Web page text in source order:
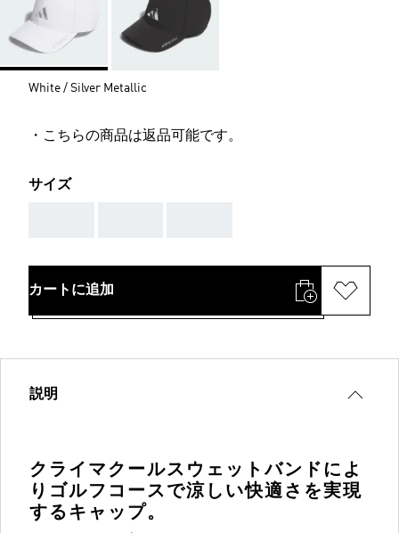
White / Silver Metallic
・こちらの商品は返品可能です。
サイズ
カートに追加
説明
クライマクールスウェットバンドによ
りゴルフコースで涼しい快適さを実現
するキャップ。